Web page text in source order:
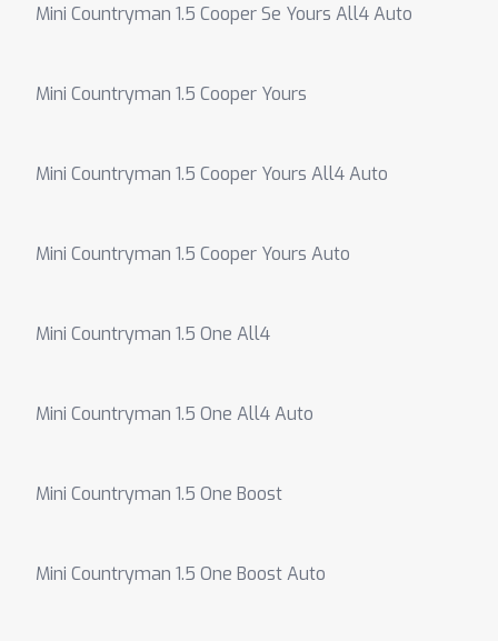
Mini Countryman 1.5 Cooper Se Yours All4 Auto
Mini Countryman 1.5 Cooper Yours
Mini Countryman 1.5 Cooper Yours All4 Auto
Mini Countryman 1.5 Cooper Yours Auto
Mini Countryman 1.5 One All4
Mini Countryman 1.5 One All4 Auto
Mini Countryman 1.5 One Boost
Mini Countryman 1.5 One Boost Auto